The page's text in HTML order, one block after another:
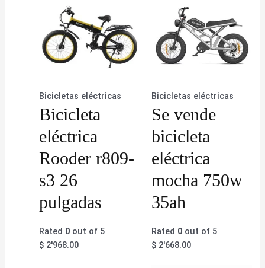
Bicicletas eléctricas
Bicicleta
eléctrica
Rooder r809-
s3 26
pulgadas
Rated 0 out of 5
$ 2'968.00
Bicicletas eléctricas
Se vende
bicicleta
eléctrica
mocha 750w
35ah
Rated 0out of 5
$2'668.00